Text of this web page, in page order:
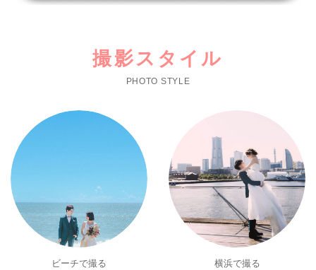
撮影スタイル
PHOTO STYLE
ビーチで撮る 横浜で撮る